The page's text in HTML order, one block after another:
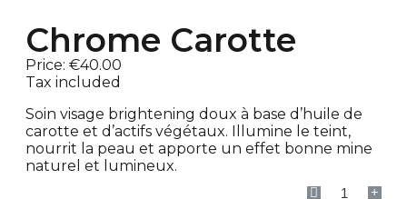
Chrome Carotte
Price: €40.00
Tax included
Soin visage brightening doux à base d’huile de
carotte et d’actifs végétaux. Illumine le teint,
nourrit la peau et apporte un effet bonne mine
naturel et lumineux.